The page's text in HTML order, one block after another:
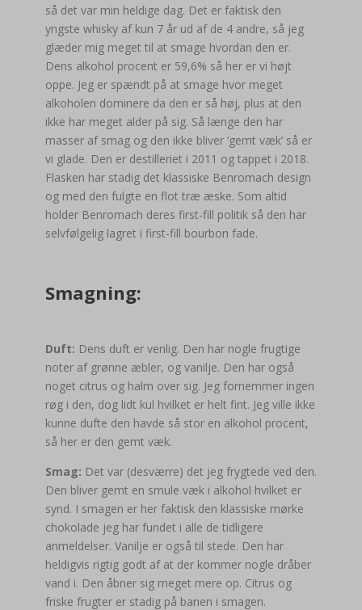
så det var min heldige dag. Det er faktisk den
yngste whisky af kun 7 år ud af de 4 andre, så jeg
glæder mig meget til at smage hvordan den er.
Dens alkohol procent er 59,6% så her er vi højt
oppe. Jeg er spændt på at smage hvor meget
alkoholen dominere da den er så høj, plus at den
ikke har meget alder på sig. Så længe den har
masser af smag og den ikke bliver ‘gemt væk’ så er
vi glade. Den er destilleriet i 2011 og tappet i 2018.
Flasken har stadig det klassiske Benromach design
og med den fulgte en flot træ æske. Som altid
holder Benromach deres first-fill politik så den har
selvfølgelig lagret i first-fill bourbon fade.
Smagning:
Duft: Dens duft er venlig. Den har nogle frugtige
noter af grønne æbler, og vanilje. Den har også
noget citrus og halm over sig. Jeg fornemmer ingen
røg i den, dog lidt kul hvilket er helt fint. Jeg ville ikke
kunne dufte den havde så stor en alkohol procent,
så her er den gemt væk.
Smag: Det var (desværre) det jeg frygtede ved den.
Den bliver gemt en smule væk i alkohol hvilket er
synd. I smagen er her faktisk den klassiske mørke
chokolade jeg har fundet i alle de tidligere
anmeldelser. Vanilje er også til stede. Den har
heldigvis rigtig godt af at der kommer nogle dråber
vand i. Den åbner sig meget mere op. Citrus og
friske frugter er stadig på banen i smagen.